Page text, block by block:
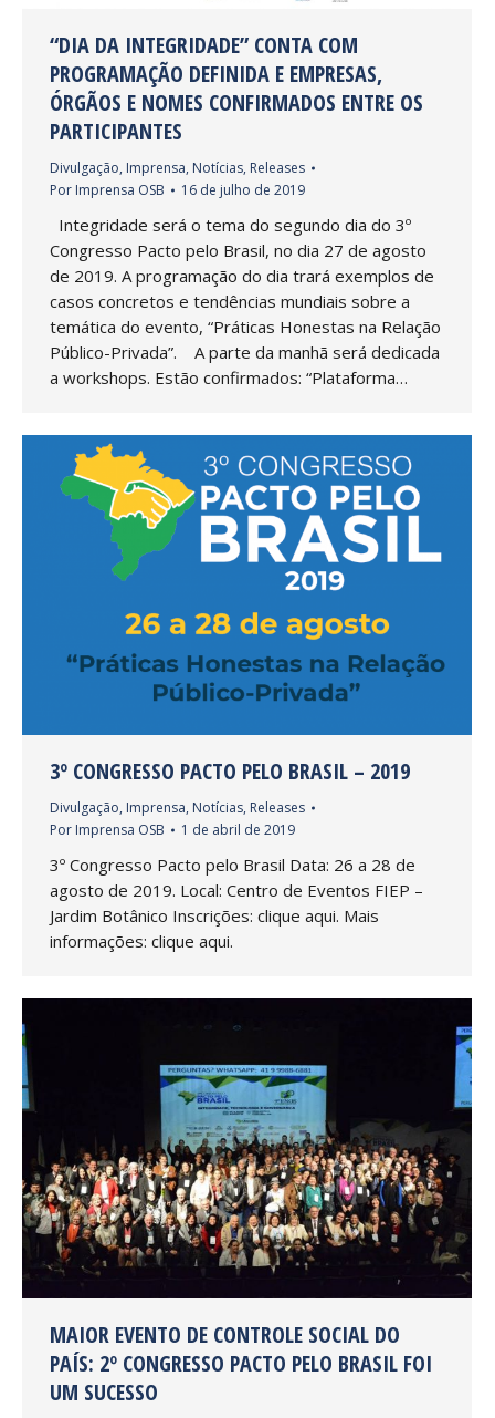
“DIA DA INTEGRIDADE” CONTA COM
PROGRAMAÇÃO DEFINIDA E EMPRESAS,
ÓRGÃOS E NOMES CONFIRMADOS ENTRE OS
PARTICIPANTES
Divulgação, Imprensa, Notícias, Releases
Por Imprensa OSB 16 de julho de 2019
Integridade será o tema do segundo dia do 3º
Congresso Pacto pelo Brasil, no dia 27 de agosto
de 2019. A programação do dia trará exemplos de
casos concretos e tendências mundiais sobre a
temática do evento, “Práticas Honestas na Relação
Público-Privada”. A parte da manhã será dedicada
a workshops. Estão confirmados: “Plataforma…
3º CONGRESSO PACTO PELO BRASIL – 2019
Divulgação, Imprensa, Notícias, Releases
Por Imprensa OSB 1 de abril de 2019
3º Congresso Pacto pelo Brasil Data: 26 a 28 de
agosto de 2019. Local: Centro de Eventos FIEP –
Jardim Botânico Inscrições: clique aqui. Mais
informações: clique aqui.
MAIOR EVENTO DE CONTROLE SOCIAL DO
PAÍS: 2º CONGRESSO PACTO PELO BRASIL FOI
UM SUCESSO